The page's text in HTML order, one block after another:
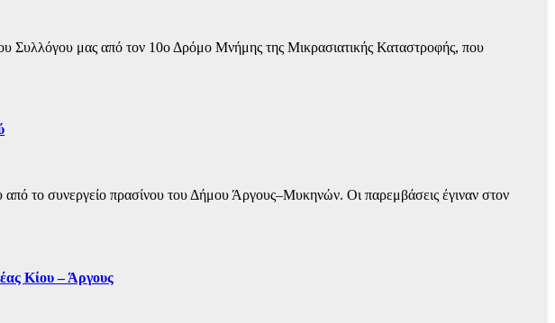
Συλλόγου μας από τον 10ο Δρόμο Μνήμης της Μικρασιατικής Καταστροφής, που
το συνεργείο πρασίνου του Δήμου Άργους–Μυκηνών. Οι παρεμβάσεις έγιναν στον
Κίου – Άργους